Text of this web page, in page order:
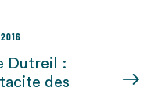
Dutreil :
des